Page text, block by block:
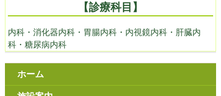
【診療科目】
内科・消化器内科・胃腸内科・内視鏡内科・肝臓内
科・糖尿病内科
ホーム